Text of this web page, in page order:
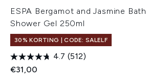
ESPA Bergamot and Jasmine Bath
Shower Gel 250ml
30% KORTING | CODE: SALELF
4.7 (512)
€31,00